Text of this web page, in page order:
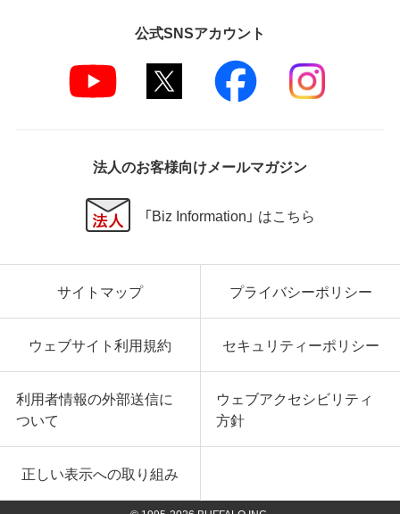
公式SNSアカウント
法人のお客様向けメールマガジン
「Biz Information」 はこちら
サイトマップ プライバシーポリシー
ウェブサイト利用規約 セキュリティーポリシー
利用者情報の外部送信に
ついて
ウェブアクセシビリティ
方針
正しい表示への取り組み